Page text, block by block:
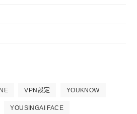
VPN設定 YOUKNOW
YOUSINGAI FACE